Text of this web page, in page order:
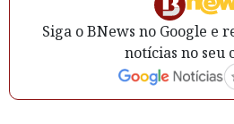
Siga o BNews no Google e
notícias no seu